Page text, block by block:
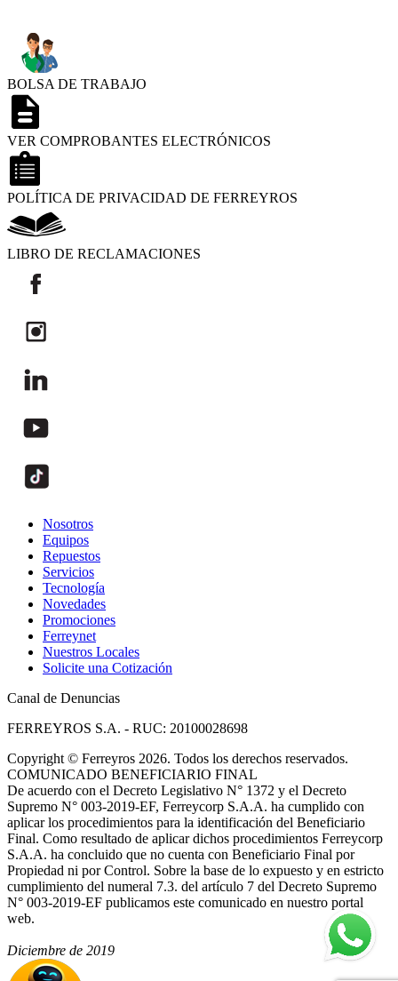
BOLSA DE TRABAJO
VER COMPROBANTES ELECTRÓNICOS
POLÍTICA DE PRIVACIDAD DE FERREYROS
LIBRO DE RECLAMACIONES
Nosotros
Equipos
Repuestos
Servicios
Tecnología
Novedades
Promociones
Ferreynet
Nuestros Locales
Solicite una Cotización
Canal de Denuncias
FERREYROS S.A. - RUC: 20100028698
Copyright © Ferreyros 2026. Todos los derechos reservados.
COMUNICADO BENEFICIARIO FINAL
De acuerdo con el Decreto Legislativo N° 1372 y el Decreto
Supremo N° 003-2019-EF, Ferreycorp S.A.A. ha cumplido con
aplicar los procedimientos para la identificación del Beneficiario
Final. Como resultado de aplicar dichos procedimientos Ferreycorp
S.A.A. ha concluido que no cuenta con Beneficiario Final por
Propiedad ni por Control. Sobre la base de lo expuesto y en estricto
cumplimiento del numeral 7.3. del artículo 7 del Decreto Supremo
N° 003-2019-EF publicamos este comunicado en nuestro portal
web.
Diciembre de 2019